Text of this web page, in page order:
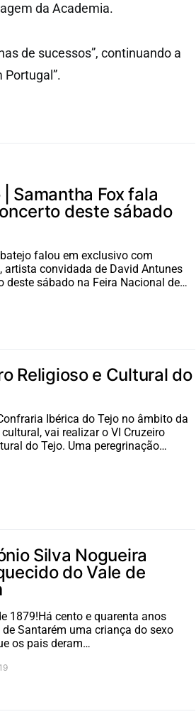
da Academia.
de sucessos”, continuando a
Portugal”.
Samantha Fox fala
deste sábado
falou em exclusivo com
artista convidada de David Antunes
deste sábado na Feira Nacional de…
Religioso e Cultural do
Ibérica do Tejo no âmbito da
vai realizar o VI Cruzeiro
do Tejo. Uma peregrinação…
Silva Nogueira
do Vale de
1879!Há cento e quarenta anos
Santarém uma criança do sexo
os pais deram…